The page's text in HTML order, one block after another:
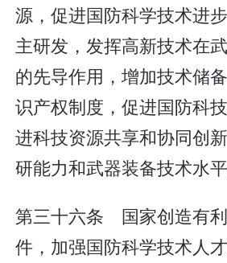
源，促进国防科学技术进
主研发，发挥高新技术在
的先导作用，增加技术储
识产权制度，促进国防科
进科技资源共享和协同创
研能力和武器装备技术水平
第三十六条 国家创造有
件，加强国防科学技术人